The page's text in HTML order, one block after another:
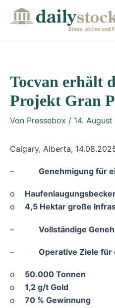
Inhalt
Börse, Aktien und
Tocvan erhält
Projekt Gran
Von Pressebox / 14.
Calgary, Alberta,
– Genehmigung für
o
o 4,5 Hektar große
– Vollständige
– Operative Ziele für
o 50.000 Tonnen
o 1,2 g/t Gold
o 70 % Gewinnung
navigation